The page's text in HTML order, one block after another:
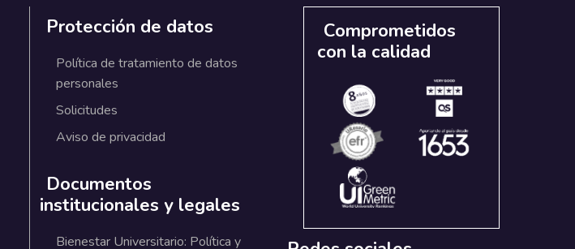
Protección de datos
Política de tratamiento de datos
personales
Solicitudes
Aviso de privacidad
Documentos
institucionales y legales
Bienestar Universitario: Política y
Comprometidos
con la calidad